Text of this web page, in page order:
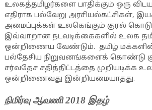
உலகத்தமிழர்களை பாதிக்கும் ஒரு
எதிராக பல்வேறு அரசியல்கட்சிகள்,
அமைப்புக்கள் உலகெங்கும் குரல்
இவ்வாறான நடவடிக்கைகளில் உலக
ஒன்றிணைய வேண்டும். தமிழ் மக்களின்
பல்தேசிய நிறுவனங்களைக் கொண்டு
சர்வதேச சதித்திட்டத்தை முறியடிக்க
ஒன்றிணைவது இன்றியமையாதது.
நிமிர்வு ஆவணி 2018 இதழ்